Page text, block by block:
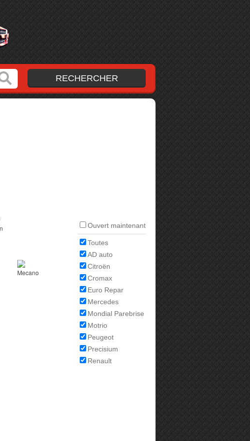
Ouvert maintenant
Toutes
AD auto
Citroën
Cromax
Euro Repar
Mercedes
Mondial Parebrise
Motrio
Peugeot
Precisium
Renault